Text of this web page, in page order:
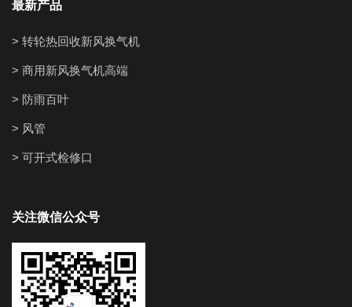
最新产品
> 转轮热回收新风换气机
> 商用新风换气机高端
> 防雨百叶
> 风管
> 可开式检修口
关注微信公众号